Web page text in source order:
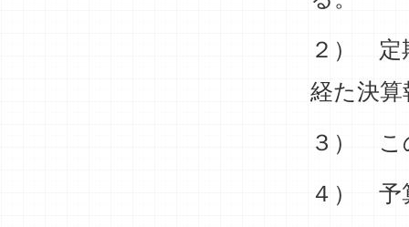
２） 定
経た決
３） こ
４） 予